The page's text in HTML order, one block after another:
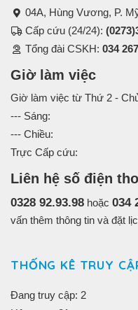
04A, Hùng Vương, P.
Cấp cứu (24/24):
Tổng đài CSKH: 034
Giờ làm việc
Giờ làm việc từ Thứ 2 -
--- Sáng:
--- Chiều:
Trực Cấp cứu:
Liên hệ số điện
0328 92.93.98 hoặc 034
vấn thêm thông tin và đặt
THỐNG KÊ TRUY
Đang truy cập: 2